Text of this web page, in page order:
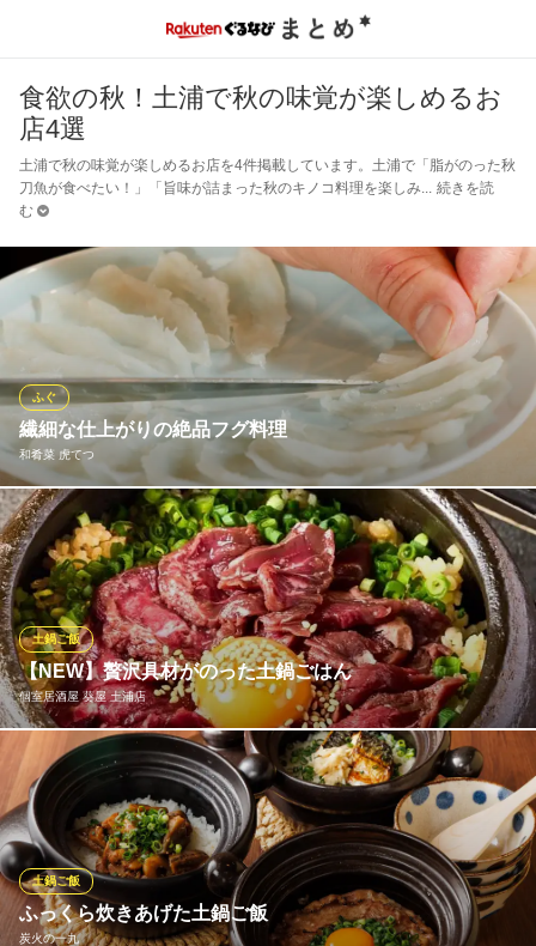
食欲の秋！土浦で秋の味覚が楽しめるお
店4選
土浦で秋の味覚が楽しめるお店を4件掲載しています。土浦で「脂がのった秋
刀魚が食べたい！」「旨味が詰まった秋のキノコ料理を楽しみ
続きを読
む
繊細な仕上がりの絶品フグ料理
和肴菜 虎てつ
ふぐ
オーナーは過去にフグを専門に扱っていた事もあり、その調理は
お手の物。是非その旨味をご堪能いただきたい看板メニューのひ
とつですが、鮮度を保つため、事前のご予約に合わせて仕入れを
いたします。ご希望の場合はあらかじめお知らせくださいませ。
大切な方との特別なお食事やご接待等にも是非ご利用ください。
和肴菜 虎てつ
素材を楽しむ日本料理
ＪＲ常磐線土浦駅 徒歩6分
茨城県土浦市桜町1-14-14
【NEW】贅沢具材がのった土鍋ごはん
個室居酒屋 葵屋 土浦店
土鍋ご飯
肉ゆっけや定番の鮭いくらなど絶対食べてほしい逸品です♪ふっく
らとやわらかいお米の甘みを楽しめる土鍋ご飯が新登場！贅沢具
材をのせた土鍋ご飯を種類豊富にご用意しております◎肉ゆっけ
は他では味わえない当店オリジナル♪肉好きには堪らない逸品です
★
個室居酒屋 葵屋 土浦店
ふっくら炊きあげた土鍋ご飯
炭火の一九
土鍋ご飯